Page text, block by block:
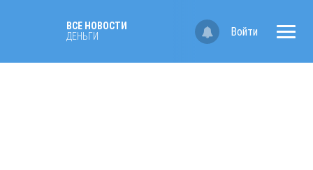
ВСЕ НОВОСТИ
ДЕНЬГИ
Войти